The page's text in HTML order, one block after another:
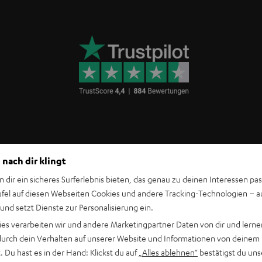
Kontakt
Rückgabe / Rücktritt
Sendungsverfolgung
nach dir klingt
dir ein sicheres Surferlebnis bieten, das genau zu deinen Interessen
auf diesen Webseiten Cookies und andere Tracking-Technologien –
setzt Dienste zur Personalisierung ein.
verarbeiten wir und andere Marketingpartner Daten von dir und
dein Verhalten auf unserer Website und Informationen von deinem
Du hast es in der Hand: Klickst du auf „Alles ablehnen“ bestätigst du